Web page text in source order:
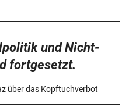
und Nicht-
fortgesetzt.
über das Kopftuchverbot